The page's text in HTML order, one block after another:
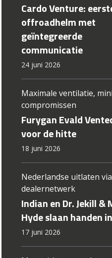
Cardo Venture:
offroadhelm met
geïntegreerde
communicatie
24 juni 2026
Maximale ventilatie,
compromissen
Furygan Evald
voor de hitte
18 juni 2026
Nederlandse uitlaten via
dealernetwerk
Indian en Dr. Jekill &
Hyde slaan handen
17 juni 2026